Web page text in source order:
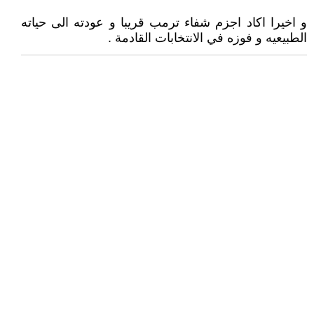
و اخيرا اكاد اجزم شفاء ترمب قريبا و عودته الى حياته
الطبيعيه و فوزه في الانتخابات القادمة .